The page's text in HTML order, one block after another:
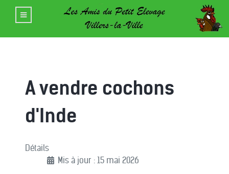
A vendre cochons
d'Inde
Détails
Mis à jour : 15 mai 2026